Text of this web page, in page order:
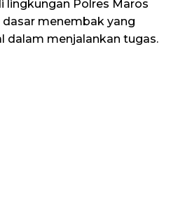
lingkungan Polres Maros
menembak yang
dalam menjalankan tugas.